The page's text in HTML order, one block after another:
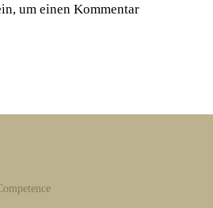
um einen Kommentar